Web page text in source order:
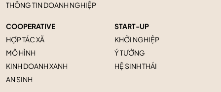
THÔNG TIN DOANH NGHIỆP
COOPERATIVE
HỢP TÁC XÃ
MÔ HÌNH
KINH DOANH XANH
AN SINH
START-UP
KHỞI NGHIỆP
Ý TƯỞNG
HỆ SINH THÁI